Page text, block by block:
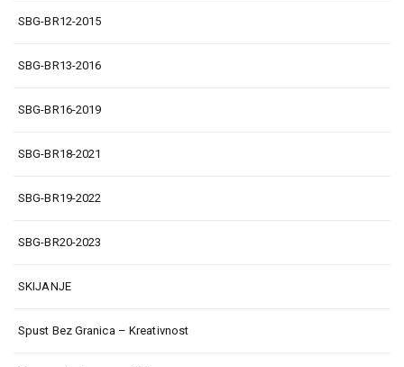
SBG-BR12-2015
SBG-BR13-2016
SBG-BR16-2019
SBG-BR18-2021
SBG-BR19-2022
SBG-BR20-2023
SKIJANJE
Spust Bez Granica – Kreativnost